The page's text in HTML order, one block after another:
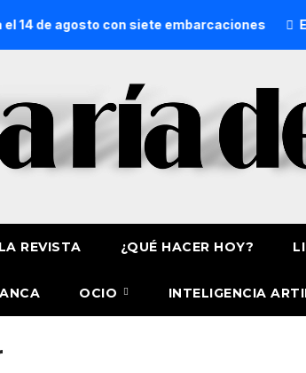
de agosto con siete embarcaciones El
LA REVISTA ¿QUÉ HACER HOY?
OCIO INTELIGENCIA